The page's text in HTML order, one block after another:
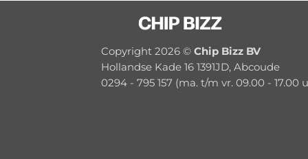
Copyright 2026 © Chip Bizz BV
Hollandse Kade 16 1391JD, Abcoude
0294 - 795 157 (ma. t/m vr. 09.00 - 17.00